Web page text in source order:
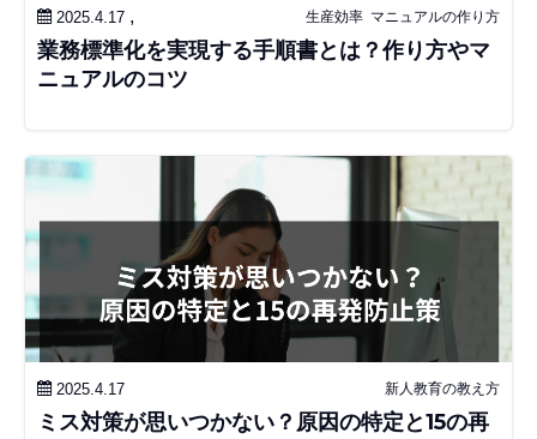
2025.4.17 マニュアルの作り方
, 生産効率
業務標準化を実現する手順書とは？作り方やマ
ニュアルのコツ
2025.4.17 新人教育の教え方
ミス対策が思いつかない？原因の特定と15の再